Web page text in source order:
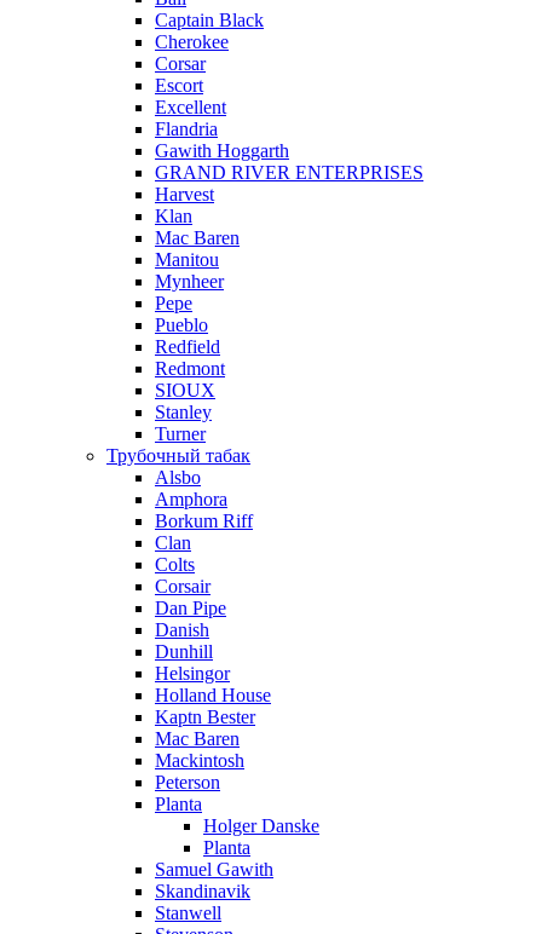
Captain Black
Cherokee
Corsar
Escort
Excellent
Flandria
Gawith Hoggarth
GRAND RIVER ENTERPRISES
Harvest
Klan
Mac Baren
Manitou
Mynheer
Pepe
Pueblo
Redfield
Redmont
SIOUX
Stanley
Turner
Трубочный табак
Alsbo
Amphora
Borkum Riff
Clan
Colts
Corsair
Dan Pipe
Danish
Dunhill
Helsingor
Holland House
Kaptn Bester
Mac Baren
Mackintosh
Peterson
Planta
Holger Danske
Planta
Samuel Gawith
Skandinavik
Stanwell